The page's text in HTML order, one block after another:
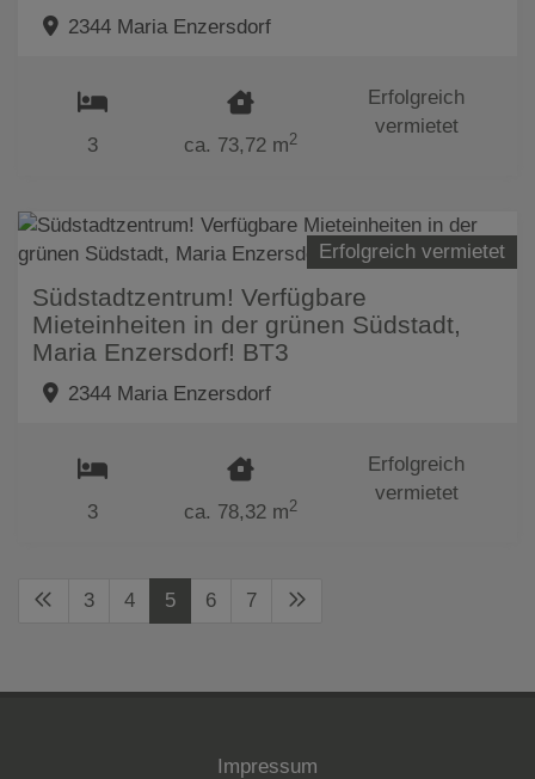
2344 Maria Enzersdorf
3 ca. 73,72 m2
Erfolgreich
vermietet
Erfolgreich vermietet
Südstadtzentrum! Verfügbare
Mieteinheiten in der grünen Südstadt,
Maria Enzersdorf! BT3
2344 Maria Enzersdorf
3 ca. 78,32 m2
Erfolgreich
vermietet
3 4 5 6 7
Impressum